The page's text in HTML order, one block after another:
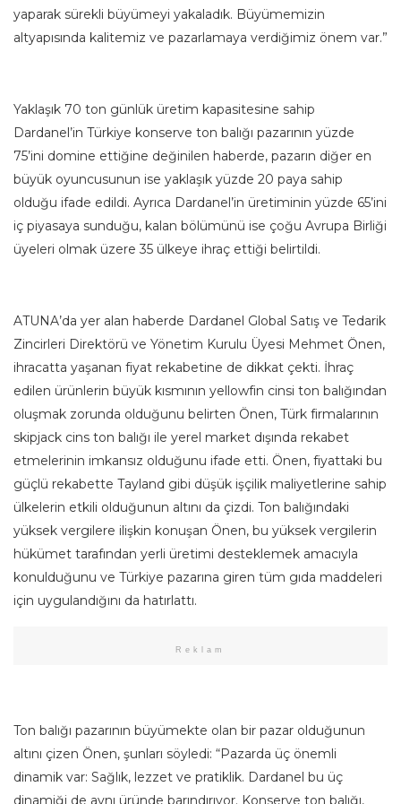
yaparak sürekli büyümeyi yakaladık. Büyümemizin
altyapısında kalitemiz ve pazarlamaya verdiğimiz önem var.”
Yaklaşık 70 ton günlük üretim kapasitesine sahip
Dardanel’in Türkiye konserve ton balığı pazarının yüzde
75’ini domine ettiğine değinilen haberde, pazarın diğer en
büyük oyuncusunun ise yaklaşık yüzde 20 paya sahip
olduğu ifade edildi. Ayrıca Dardanel’in üretiminin yüzde 65’ini
iç piyasaya sunduğu, kalan bölümünü ise çoğu Avrupa Birliği
üyeleri olmak üzere 35 ülkeye ihraç ettiği belirtildi.
ATUNA’da yer alan haberde Dardanel Global Satış ve Tedarik
Zincirleri Direktörü ve Yönetim Kurulu Üyesi Mehmet Önen,
ihracatta yaşanan fiyat rekabetine de dikkat çekti. İhraç
edilen ürünlerin büyük kısmının yellowfin cinsi ton balığından
oluşmak zorunda olduğunu belirten Önen, Türk firmalarının
skipjack cins ton balığı ile yerel market dışında rekabet
etmelerinin imkansız olduğunu ifade etti. Önen, fiyattaki bu
güçlü rekabette Tayland gibi düşük işçilik maliyetlerine sahip
ülkelerin etkili olduğunun altını da çizdi. Ton balığındaki
yüksek vergilere ilişkin konuşan Önen, bu yüksek vergilerin
hükümet tarafından yerli üretimi desteklemek amacıyla
konulduğunu ve Türkiye pazarına giren tüm gıda maddeleri
için uygulandığını da hatırlattı.
Reklam
Ton balığı pazarının büyümekte olan bir pazar olduğunun
altını çizen Önen, şunları söyledi: “Pazarda üç önemli
dinamik var: Sağlık, lezzet ve pratiklik. Dardanel bu üç
dinamiği de aynı üründe barındırıyor. Konserve ton balığı,